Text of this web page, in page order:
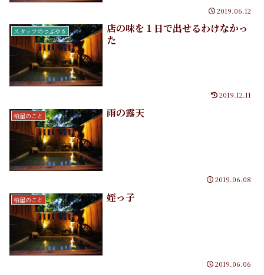
2019.06.12
スタッフのつぶやき
店の味を１日で出せるわけなかっ
た
2019.12.11
柏屋のこと 雨の露天
2019.06.08
柏屋のこと 姪っ子
2019.06.06